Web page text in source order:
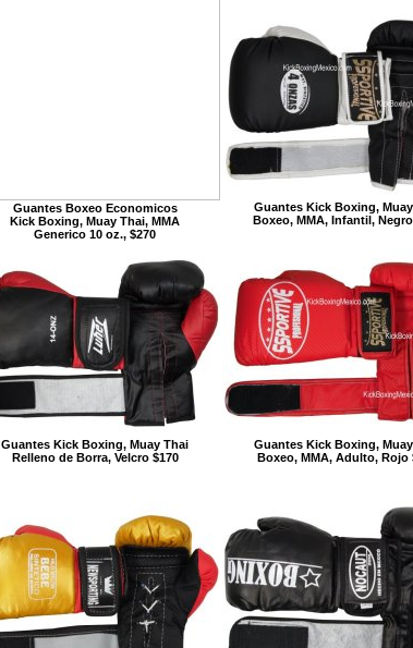
Guantes Boxeo Economicos
Kick Boxing, Muay Thai, MMA
Generico 10 oz., $270
Guantes Kick Boxing,
Boxeo, MMA, Infantil,
Guantes Kick Boxing, Muay Thai
Relleno de Borra, Velcro $170
Guantes Kick Boxing,
Boxeo, MMA, Adulto, Rojo